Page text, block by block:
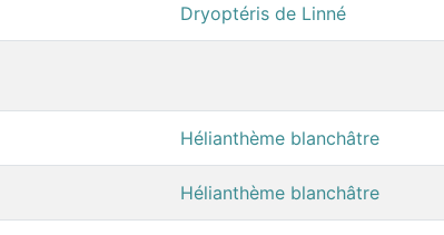
Dryoptéris de Linné
Hélianthème blanchâtre
Hélianthème blanchâtre